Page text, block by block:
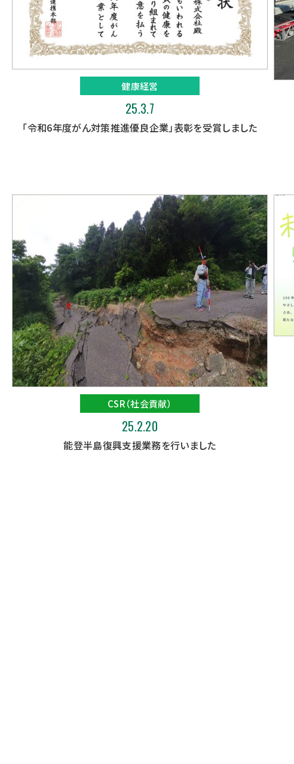
健康経営
25.3.7
「令和6年度がん対策推進優良企業」表彰を受賞しました
CSR（社会貢献）
25.2.20
能登半島復興支援業務を行いました